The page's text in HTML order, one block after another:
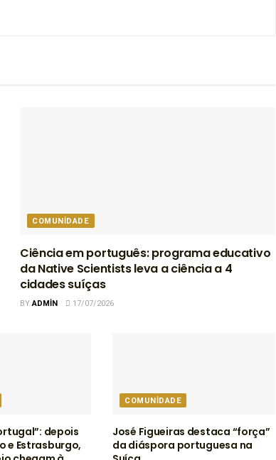
COMUNIDADE
Ciência em português: programa educativo
da Native Scientists leva a ciência a 4
cidades suíças
BYADMIN 17/07/2026
depois
e Estrasburgo,
COMUNIDADE
José Figueiras destaca “força”
da diáspora portuguesa na